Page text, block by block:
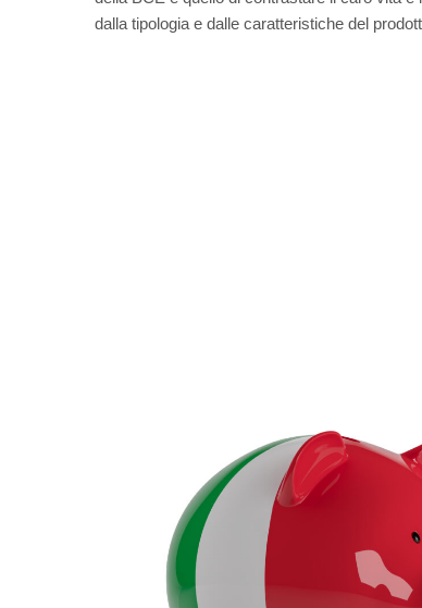
dalla tipologia e dalle caratteristiche del